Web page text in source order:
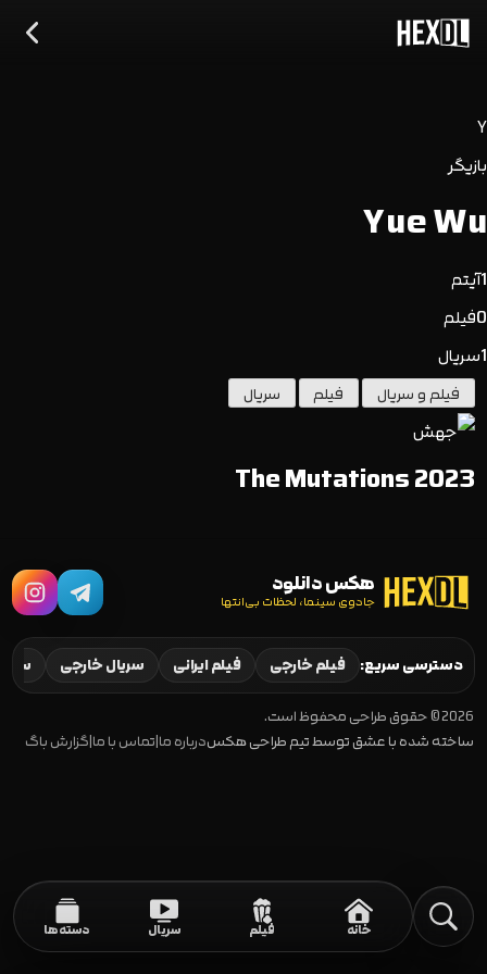
Y
بازیگر
Yue Wu
1آیتم
0فیلم
1سریال
فیلم و سریال فیلم سریال
The Mutations 2023
هکس دانلود
جادوی سینما، لحظات بی‌انتها
دسترسی سریع: فیلم خارجی فیلم ایرانی سریال خارجی
2026 © حقوق طراحی محفوظ است.
ساخته شده با عشق توسط تیم طراحی هکسدرباره ما|تماس با ما|گزارش باگ
خانه فیلم سریال دسته‌ها